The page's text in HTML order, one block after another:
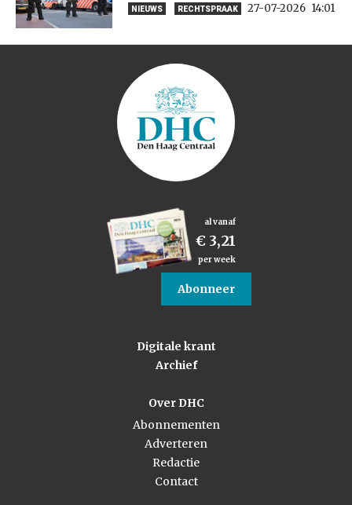
NIEUWS RECHTSPRAAK 27-07-2026 14:01
al vanaf
€ 3,21
per week
Abonneer
Digitale krant
Archief
Over DHC
Abonnementen
Adverteren
Redactie
Contact